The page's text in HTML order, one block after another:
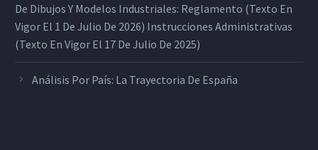
De Dibujos Y Modelos Industriales: Reglamento (texto En
Vigor El 1 De Julio De 2026) Instrucciones Administrativas
(texto En Vigor El 17 De Julio De 2025)
Análisis Por País: La Trayectoria De España